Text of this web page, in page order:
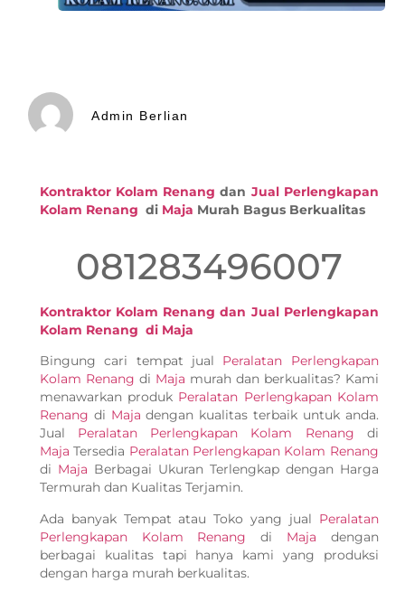
Admin Berlian
Kontraktor Kolam Renang dan Jual Perlengkapan
Kolam Renang di Maja Murah Bagus Berkualitas
081283496007
Kontraktor Kolam Renang dan Jual Perlengkapan
Kolam Renang di Maja
Bingung cari tempat jual Peralatan Perlengkapan
Kolam Renang di Maja murah dan berkualitas? Kami
menawarkan produk Peralatan Perlengkapan Kolam
Renang di Maja dengan kualitas terbaik untuk anda.
Jual Peralatan Perlengkapan Kolam Renang di
Maja Tersedia Peralatan Perlengkapan Kolam Renang
di Maja Berbagai Ukuran Terlengkap dengan Harga
Termurah dan Kualitas Terjamin.
Ada banyak Tempat atau Toko yang jual Peralatan
Perlengkapan Kolam Renang di Maja dengan
berbagai kualitas tapi hanya kami yang produksi
dengan harga murah berkualitas.